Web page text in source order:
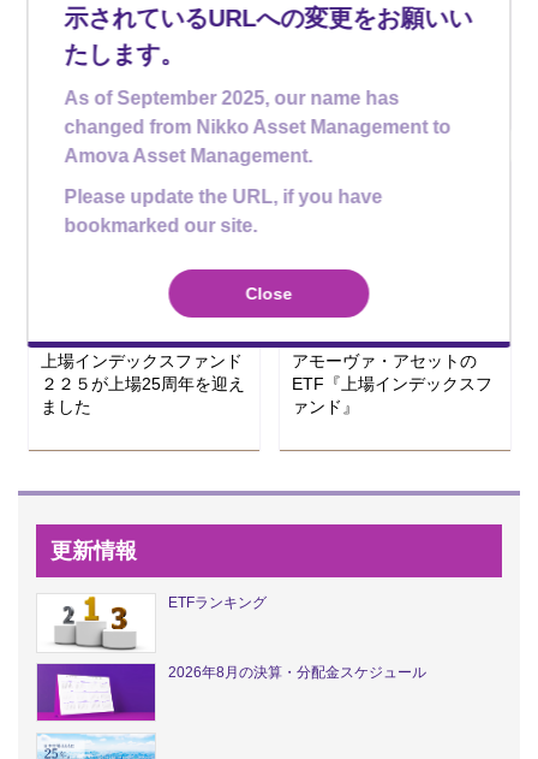
ETF
ETFランキング
ETF
2026年07月13日
アモーヴァ・アセットの
上場インデックスファンド
２２５が上場25周年を迎え
ました
アモーヴァ・アセットの
アモーヴァ・アセットの
ETF『上場インデックスフ
ァンド』
更新情報
ETFランキング
2026年8月の決算・分配金スケジュール
示されているURLへの変更をお願いい
たします。
As of September 2025, our name has
changed from Nikko Asset Management to
Amova Asset Management.
Please update the URL, if you have
bookmarked our site.
Close